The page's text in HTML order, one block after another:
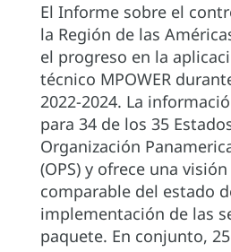
El Informe sobre el
la Región de las
el progreso en la
técnico MPOWER
2022-2024. La
para 34 de los 35
Organización
(OPS) y ofrece una
comparable del estado
implementación de las
paquete. En conjunto,